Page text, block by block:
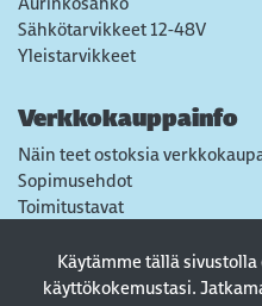
Käytämme tällä
käyttökokemustasi.
Sähkötarvikkeet 12-48V
Yleistarvikkeet
Verkkokauppainfo
Näin teet ostoksia
Sopimusehdot
Toimitustavat
Tietosuojaseloste
Usein kysytyt kysymykset